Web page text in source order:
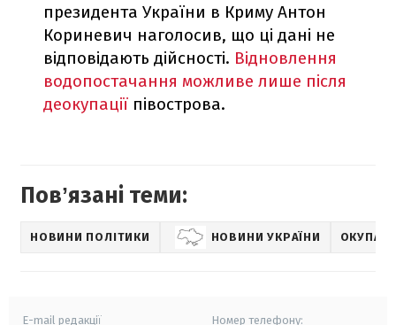
президента України в Криму Антон
Кориневич наголосив, що ці дані не
відповідають дійсності. Відновлення
водопостачання можливе лише після
деокупації півострова.
Повʼязані теми:
НОВИНИ ПОЛІТИКИ НОВИНИ УКРАЇНИ
E-mail редакції Номер телефону: